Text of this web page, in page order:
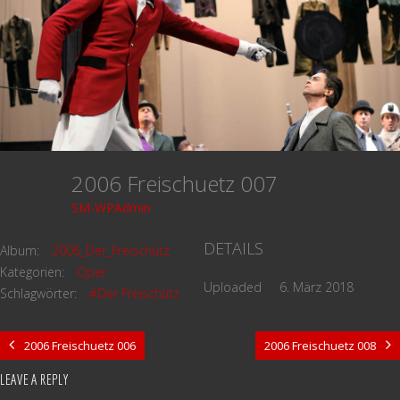
2006 Freischuetz 007
SM-WPAdmin
Album:
2006_Der_Freischütz
Kategorien:
Oper
Schlagwörter:
#Der Freischütz
DETAILS
Uploaded 6. März 2018
2006 Freischuetz 006 2006 Freischuetz 008
LEAVE A REPLY